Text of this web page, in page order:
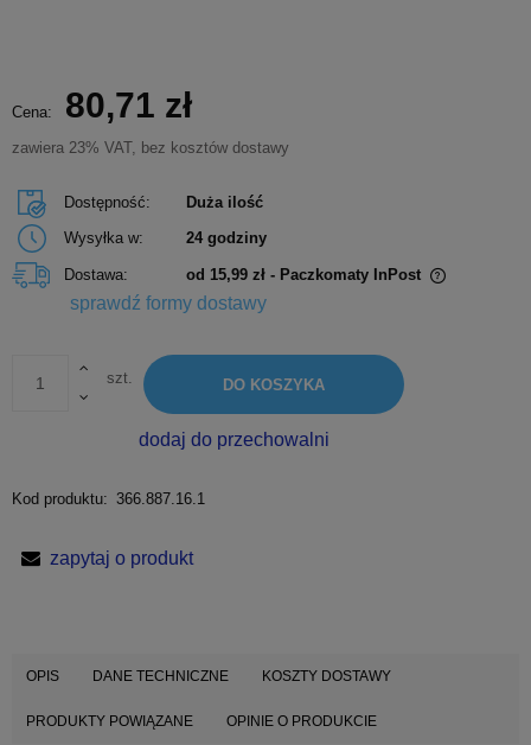
Cena: 80,71 zł
zawiera 23% VAT, bez kosztów dostawy
Dostępność:
Duża ilość
Wysyłka w:
24 godziny
Dostawa: od 15,99 zł - Paczkomaty InPost
Cena nie zawiera ewentualnych kosztów płatności
sprawdź formy dostawy
szt. DO KOSZYKA
dodaj do przechowalni
Kod produktu: 366.887.16.1
zapytaj o produkt
OPIS DANE TECHNICZNE KOSZTY DOSTAWY
PRODUKTY POWIĄZANE OPINIE O PRODUKCIE